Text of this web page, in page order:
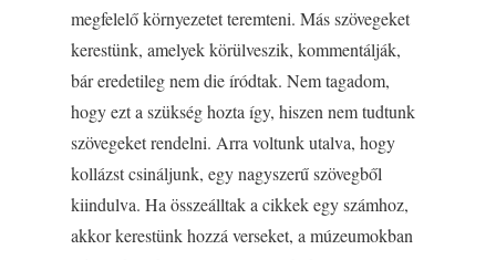
megfelelő környezetet teremteni. Más szövegeket
kerestünk, amelyek körülveszik, kommentálják,
bár eredetileg nem die íródtak. Nem tagadom,
hogy ezt a szükség hozta így, hiszen nem tudtunk
szövegeket rendelni. Arra voltunk utalva, hogy
kollázst csináljunk, egy nagyszerű szövegből
kiindulva. Ha összeálltak a cikkek egy számhoz,
akkor kerestünk hozzá verseket, a múzeumokban